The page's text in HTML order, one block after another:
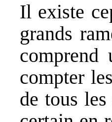
Il existe
grands
comprend
compter
de tous les